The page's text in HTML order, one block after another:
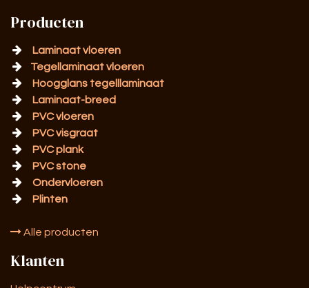
Producten
Laminaat vloeren
Tegellaminaat vloeren
Hoogglans tegelllaminaat
Laminaat-breed
PVC vloeren
PVC visgraat
PVC plank
PVC stone
Ondervloeren
Plinten
Alle producten
Klanten